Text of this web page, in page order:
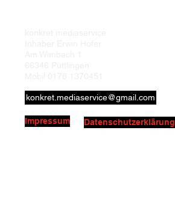
konkret.mediaservice@gmail.com
Impressum Datenschutzerklärung